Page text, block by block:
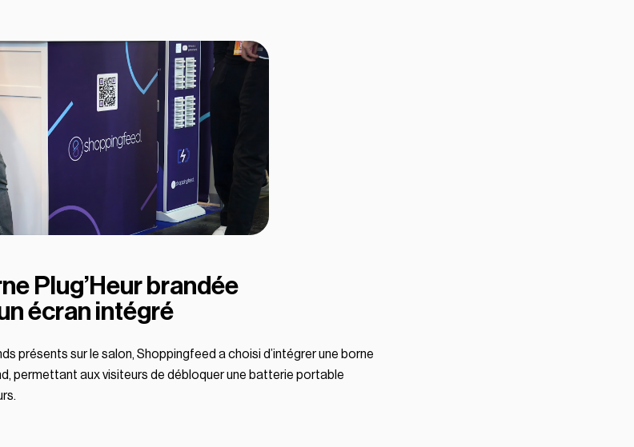
Plug’Heur brandée
écran intégré
présents sur le salon, Shoppingfeed a choisi d’intégrer une borne
permettant aux visiteurs de débloquer une batterie portable